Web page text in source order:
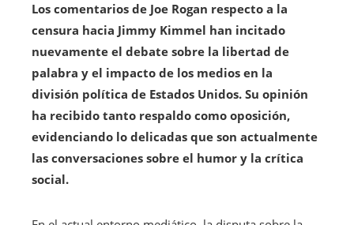
Los comentarios de Joe Rogan respecto a la
censura hacia Jimmy Kimmel han incitado
nuevamente el debate sobre la libertad de
palabra y el impacto de los medios en la
división política de Estados Unidos. Su opinión
ha recibido tanto respaldo como oposición,
evidenciando lo delicadas que son actualmente
las conversaciones sobre el humor y la crítica
social.